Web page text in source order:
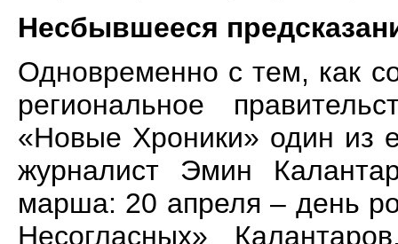
Несбывшееся
Одновременно с тем, как
региональное
«Новые Хроники» один из
журналист Эмин
марша: 20 апреля – день
Несогласных»